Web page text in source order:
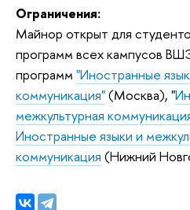
Ограничения:
Майнор открыт для
программ всех кампусов
программ "Иностранные
коммуникация"(Москва), "
межкультурная
Иностранные языки и
коммуникация (Нижний